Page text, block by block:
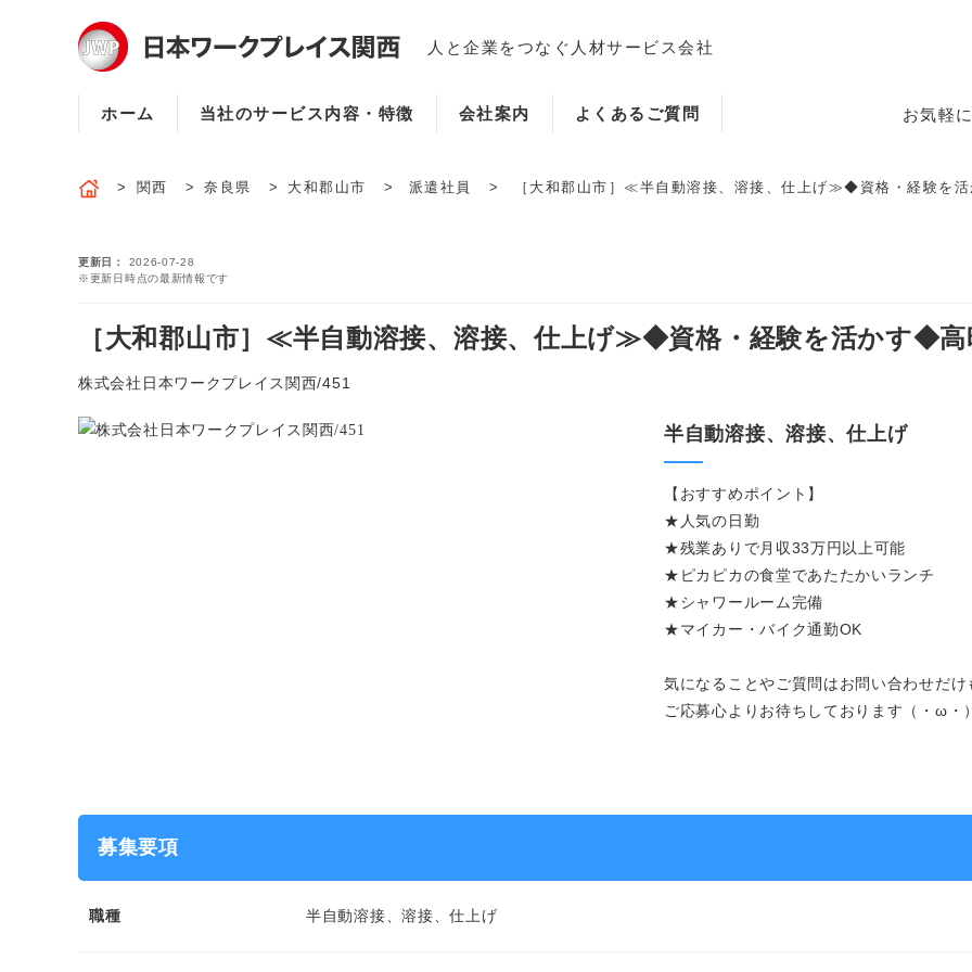
人と企業をつなぐ人材サービス会社
ホーム 当社のサービス内容・特徴 会社案内 よくあるご質問 お気軽
ホーム
会社案内
よくあるご質問
関西 奈良県 大和郡山市 派遣社員 ［大和郡山市］≪半自動溶接、溶接、仕上げ≫◆資格・経験を
更新日
2026-07-28
※更新日時点の最新情報です
［大和郡山市］≪半自動溶接、溶接、仕上げ≫◆資格・経験を活かす◆高
株式会社日本ワークプレイス関西/451
半自動溶接、溶接、仕上げ
【おすすめポイント】
★人気の日勤
★残業ありで月収33万円以上可能
★ピカピカの食堂であたたかいランチ
★シャワールーム完備
★マイカー・バイク通勤OK
気になることやご質問はお問い合わせだ
ご応募心よりお待ちしております（・ω・
募集要項
職種 半自動溶接、溶接、仕上げ